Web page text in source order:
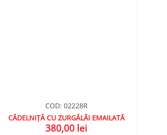
COD: 02228R
CĂDELNIȚĂ CU ZURGĂLĂI EMAILATĂ
380,00 lei